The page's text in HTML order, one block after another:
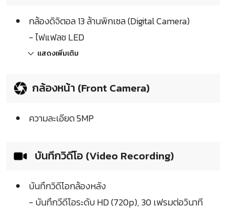
กล้องดิจิตอล 13 ล้านพิกเซล (Digital Camera)
- ไฟแฟลช LED
แสดงเพิ่มเติม
กล้องหน้า (Front Camera)
ความละเอียด 5MP
บันทึกวิดีโอ (Video Recording)
บันทึกวิดีโอกล้องหลัง
- บันทึกวีดีโอระดับ HD (720p), 30 เฟรมต่อวินาที